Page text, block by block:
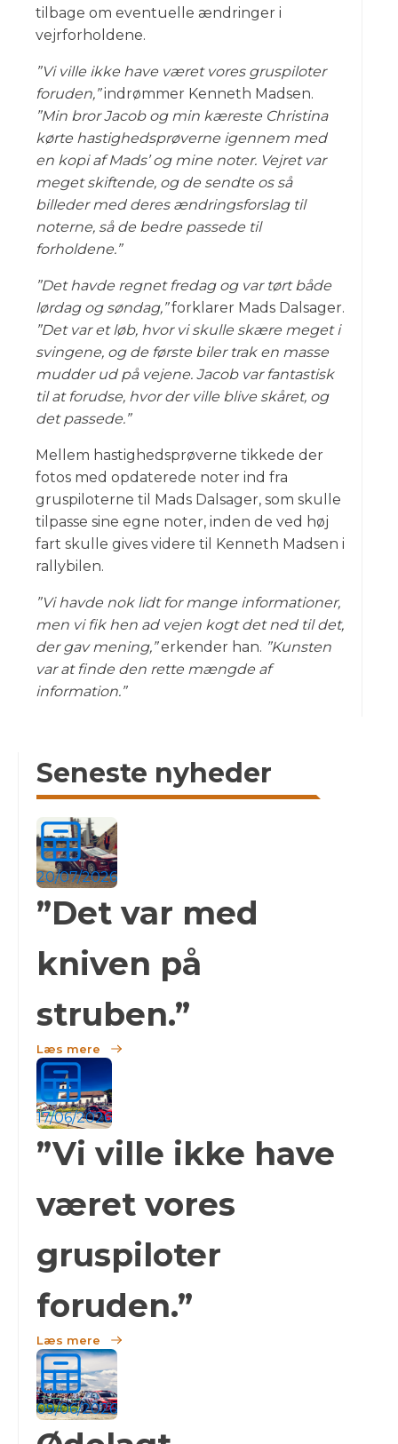
tilbage om eventuelle ændringer i
vejrforholdene.
”Vi ville ikke have været vores gruspiloter
foruden,”indrømmer Kenneth Madsen.
”Min bror Jacob og min kæreste Christina
kørte hastighedsprøverne igennem med
en kopi af Mads’ og mine noter. Vejret var
meget skiftende, og de sendte os så
billeder med deres ændringsforslag til
noterne, så de bedre passede til
forholdene.”
”Det havde regnet fredag og var tørt både
lørdag og søndag,”forklarer Mads Dalsager.
”Det var et løb, hvor vi skulle skære meget i
svingene, og de første biler trak en masse
mudder ud på vejene. Jacob var fantastisk
til at forudse, hvor der ville blive skåret, og
det passede.”
Mellem hastighedsprøverne tikkede der
fotos med opdaterede noter ind fra
gruspiloterne til Mads Dalsager, som skulle
tilpasse sine egne noter, inden de ved høj
fart skulle gives videre til Kenneth Madsen i
rallybilen.
”Vi havde nok lidt for mange informationer,
men vi fik hen ad vejen kogt det ned til det,
der gav mening,”erkender han. ”Kunsten
var at finde den rette mængde af
information.”
Seneste nyheder
20/07/2026
”Det var med
kniven på
struben.”
Læs mere
17/06/2026
”Vi ville ikke have
været vores
gruspiloter
foruden.”
Læs mere
09/06/2026